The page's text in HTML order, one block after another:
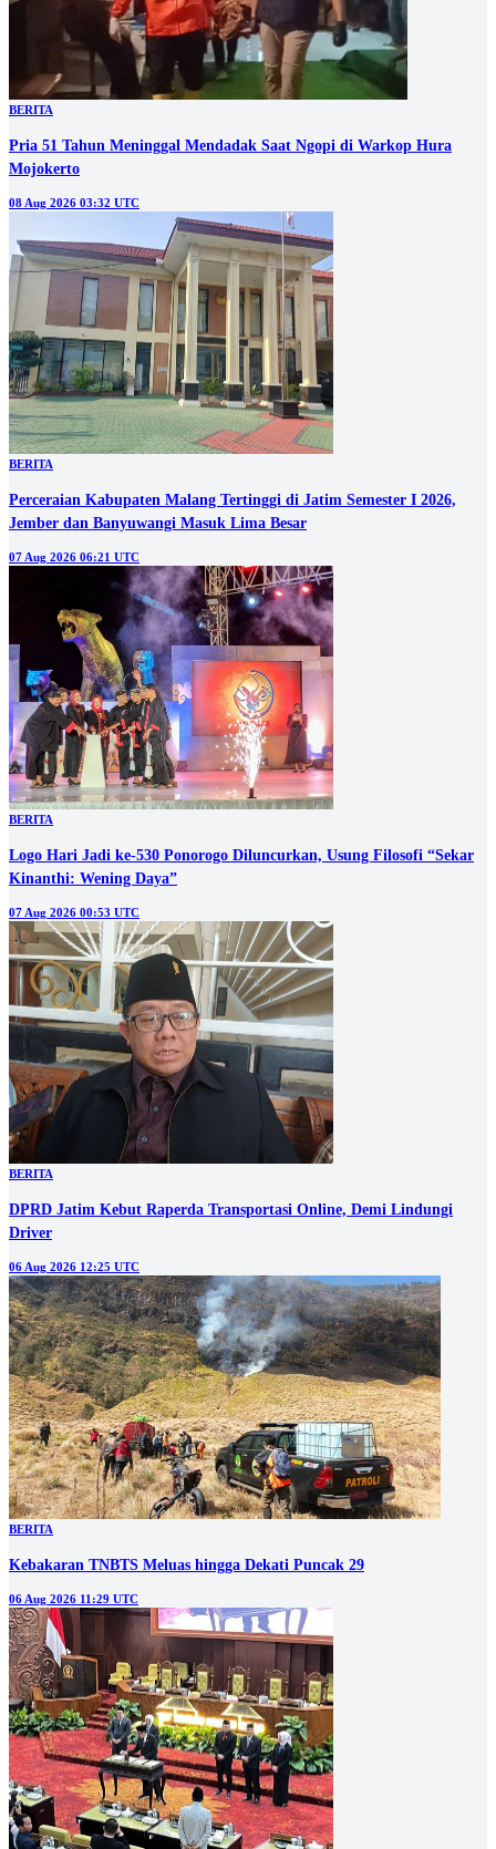
BERITA
Pria 51 Tahun Meninggal Mendadak Saat Ngopi di Warkop Hura
Mojokerto
08 Aug 2026 03:32 UTC
BERITA
Perceraian Kabupaten Malang Tertinggi di Jatim Semester I 2026,
Jember dan Banyuwangi Masuk Lima Besar
07 Aug 2026 06:21 UTC
BERITA
Logo Hari Jadi ke-530 Ponorogo Diluncurkan, Usung Filosofi “Sekar
Kinanthi: Wening Daya”
07 Aug 2026 00:53 UTC
BERITA
DPRD Jatim Kebut Raperda Transportasi Online, Demi Lindungi
Driver
06 Aug 2026 12:25 UTC
BERITA
Kebakaran TNBTS Meluas hingga Dekati Puncak 29
06 Aug 2026 11:29 UTC